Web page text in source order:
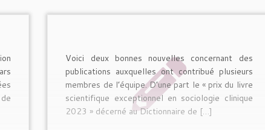
Voici deux bonnes nouvelles concernant des
publications auxquelles ont contribué plusieurs
membres de l’équipe. D’une part le « prix du livre
scientifique exceptionnel en sociologie clinique
2023 » décerné au Dictionnaire de […]